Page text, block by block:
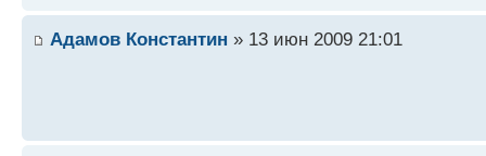
Адамов Константин » 13 июн 2009 21:01